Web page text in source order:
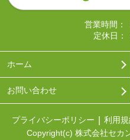
営業時間：
定休日：
ホーム
お問い合わせ
プライバシーポリシー 利用規
Copyright(c) 株式会社セカ